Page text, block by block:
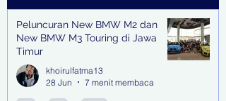
Peluncuran New BMW M2 dan
New BMW M3 Touring di Jawa
Timur
khoirulfatma13
28 Jun
7 menit membaca